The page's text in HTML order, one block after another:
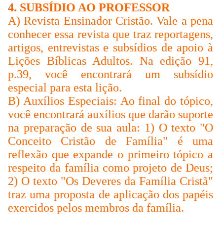
4. SUBSÍDIO AO PROFESSOR
A) Revista Ensinador Cristão. Vale a pena
conhecer essa revista que traz reportagens,
artigos, entrevistas e subsídios de apoio à
Lições Bíblicas Adultos. Na edição 91,
p.39, você encontrará um subsídio
especial para esta lição.
B) Auxílios Especiais: Ao final do tópico,
você encontrará auxílios que darão suporte
na preparação de sua aula: 1) O texto "O
Conceito Cristão de Família" é uma
reflexão que expande o primeiro tópico a
respeito da família como projeto de Deus;
2) O texto "Os Deveres da Família Cristã"
traz uma proposta de aplicação dos papéis
exercidos pelos membros da família.